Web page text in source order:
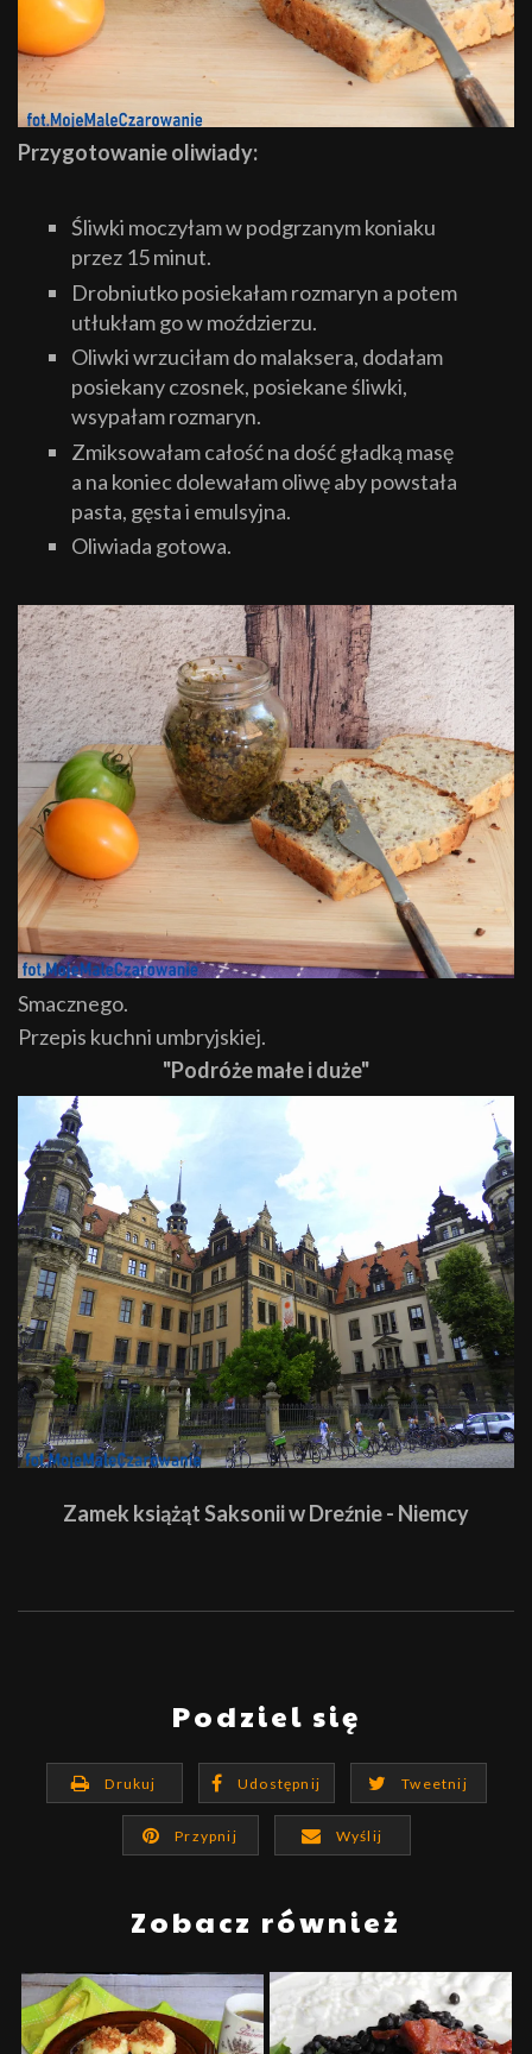
Przygotowanie oliwiady:
Śliwki moczyłam w podgrzanym koniaku
przez 15 minut.
Drobniutko posiekałam rozmaryn a potem
utłukłam go w moździerzu.
Oliwki wrzuciłam do malaksera, dodałam
posiekany czosnek, posiekane śliwki,
wsypałam rozmaryn.
Zmiksowałam całość na dość gładką masę
a na koniec dolewałam oliwę aby powstała
pasta, gęsta i emulsyjna.
Oliwiada gotowa.
Smacznego.
Przepis kuchni umbryjskiej.
"Podróże małe i duże"
Zamek książąt Saksonii w Dreźnie - Niemcy
Podziel się
Drukuj Udostępnij Tweetnij
Przypnij Wyślij
Zobacz również